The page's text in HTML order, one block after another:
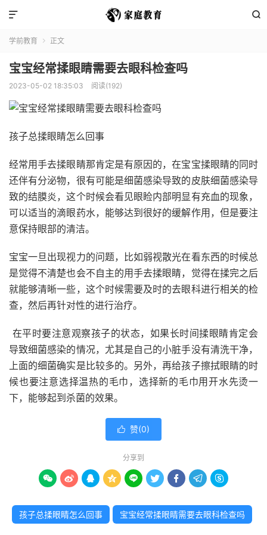


学前教育  正文
宝宝经常揉眼睛需要去眼科检查吗
2023-05-02 18:35:03 阅读(192)
孩子总揉眼睛怎么回事
经常用手去揉眼睛那肯定是有原因的，在宝宝揉眼睛的同时
还伴有分泌物，很有可能是细菌感染导致的皮肤细菌感染导
致的结膜炎，这个时候会看见眼睑内部明显有充血的现象，
可以适当的滴眼药水，能够达到很好的缓解作用，但是要注
意保持眼部的清洁。
宝宝一旦出现视力的问题，比如弱视散光在看东西的时候总
是觉得不清楚也会不自主的用手去揉眼睛，觉得在揉完之后
就能够清晰一些，这个时候需要及时的去眼科进行相关的检
查，然后再针对性的进行治疗。
在平时要注意观察孩子的状态，如果长时间揉眼睛肯定会
导致细菌感染的情况，尤其是自己的小脏手没有清洗干净，
上面的细菌确实是比较多的。另外，再给孩子擦拭眼睛的时
候也要注意选择温热的毛巾，选择新的毛巾用开水先烫一
下，能够起到杀菌的效果。
 赞(0)
分享到
        
孩子总揉眼睛怎么回事 宝宝经常揉眼睛需要去眼科检查吗